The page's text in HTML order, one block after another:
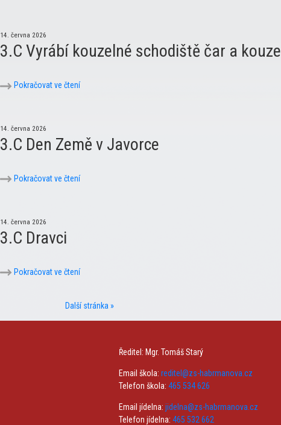
14. června 2026
3.C Vyrábí kouzelné schodiště čar a kouzel
Pokračovat ve čtení
14. června 2026
3.C Den Země v Javorce
Pokračovat ve čtení
14. června 2026
3.C Dravci
Pokračovat ve čtení
Další stránka »
Ředitel: Mgr. Tomáš Starý
Email škola: reditel@zs-habrmanova.cz
Telefon škola: 465 534 626
Email jídelna: jidelna@zs-habrmanova.cz
Telefon jídelna: 465 532 662